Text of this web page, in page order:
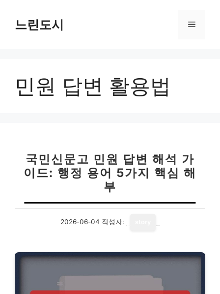
느린도시 메
민원 답변 활용법
국민신문고 민원 답변 해석 가
이드: 행정 용어 5가지 핵심 해
부
2026-06-04 작성자: